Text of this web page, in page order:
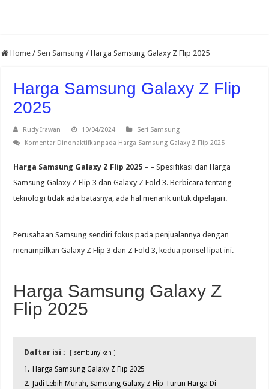
Home / Seri Samsung / Harga Samsung Galaxy Z Flip 2025
Harga Samsung Galaxy Z Flip
2025
Rudy Irawan 10/04/2024
Seri Samsung
Komentar Dinonaktifkanpada Harga Samsung Galaxy Z Flip 2025
Harga Samsung Galaxy Z Flip 2025 – – Spesifikasi dan Harga
Samsung Galaxy Z Flip 3 dan Galaxy Z Fold 3. Berbicara tentang
teknologi tidak ada batasnya, ada hal menarik untuk dipelajari.
Perusahaan Samsung sendiri fokus pada penjualannya dengan
menampilkan Galaxy Z Flip 3 dan Z Fold 3, kedua ponsel lipat ini.
Harga Samsung Galaxy Z
Flip 2025
Daftar isi : sembunyikan
1. Harga Samsung Galaxy Z Flip 2025
2.
Jadi Lebih Murah, Samsung Galaxy Z Flip Turun Harga Di